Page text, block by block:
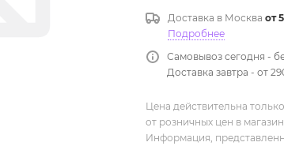
Доставка в Москва от
Подробнее
Самовывоз сегодня -
Доставка завтра - от
Цена действительна
от розничных цен в
Информация,